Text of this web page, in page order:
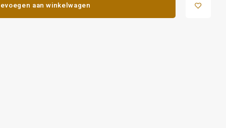
aan winkelwagen